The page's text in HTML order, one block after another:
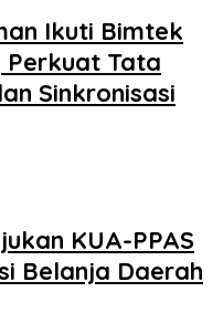
Ikuti Bimtek
Perkuat Tata
Sinkronisasi
KUA-PPAS
Belanja Daerah